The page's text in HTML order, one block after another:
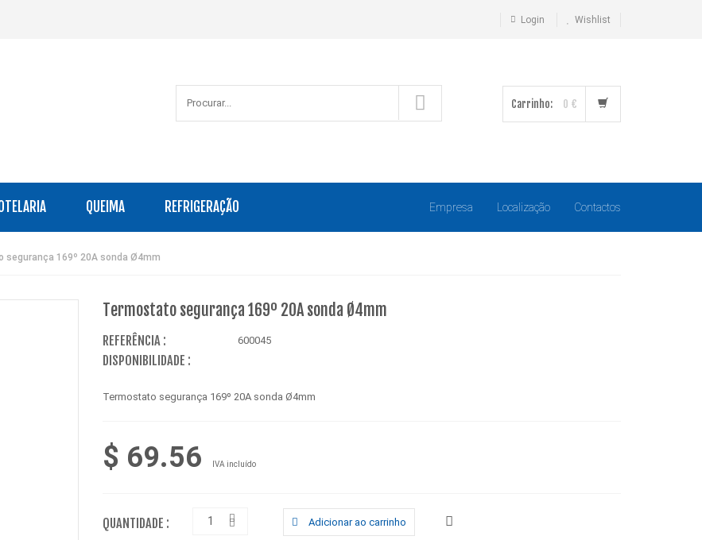
Login Wishlist
Carrinho: 0 €
QUEIMA REFRIGERAÇÃO Contactos
Localização
Empresa
segurança 169º 20A sonda Ø4mm
Termostato segurança 169º 20A sonda Ø4mm
REFERÊNCIA : 600045
DISPONIBILIDADE :
Termostato segurança 169º 20A sonda Ø4mm
$ 69.56 IVA incluído
QUANTIDADE : Adicionar ao carrinho